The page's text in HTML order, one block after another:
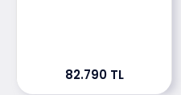
82.790 TL